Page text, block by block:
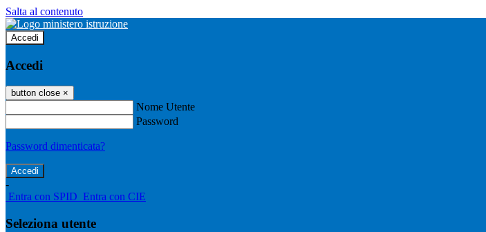
Salta al contenuto
Accedi
Accedi
button close ×
Nome Utente
Password
Password dimenticata?
-
Entra con SPID Entra con CIE
Seleziona utente